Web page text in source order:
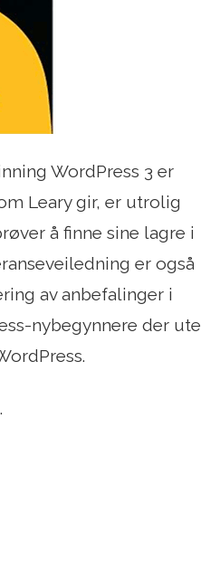
WordPress 3 er
Leary gir, er utrolig
å finne sine lagre i
er også
av anbefalinger i
nybegynnere der ute